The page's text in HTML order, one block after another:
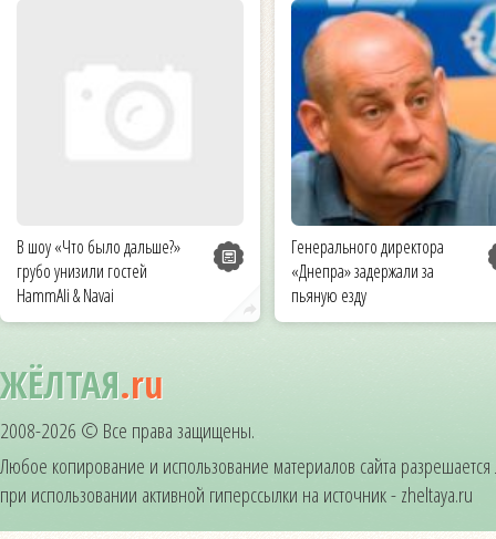
В шоу «Что было дальше?»
грубо унизили гостей
HammAli & Navai
Генерального директора
«Днепра» задержали за
пьяную езду
ЖЁЛТАЯ.ru
2008-2026 © Все права защищены.
Любое копирование и использование материалов сайта
при использовании активной гиперссылки на источник - zheltaya.ru